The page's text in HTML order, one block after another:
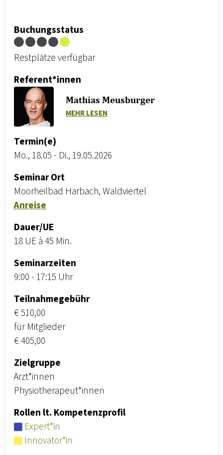
Buchungsstatus
Restplätze verfügbar
Referent*innen
Mathias Meusburger
MEHR LESEN
Termin(e)
Mo., 18.05- Di., 19.05.2026
Seminar Ort
Moorheilbad Harbach, Waldviertel
Anreise
Dauer/UE
18 UE à 45 Min.
Seminarzeiten
9:00 - 17:15 Uhr
Teilnahmegebühr
€ 510,00
für Mitglieder
€ 405,00
Zielgruppe
Ärzt*innen
Physiotherapeut*innen
Rollen lt. Kompetenzprofil
Expert*in
Innovator*in